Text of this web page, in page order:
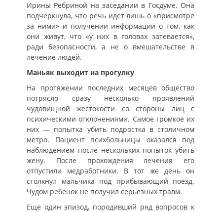
Ирины Ребриной на заседании в Госдуме. Она
подчеркнула, что речь идет лишь о «присмотре
за ними» и получении информации о том, как
они живут, что «у них в головах затевается»,
ради безопасности, а не о вмешательстве в
лечение людей.
Маньяк выходит на прогулку
На протяжении последних месяцев общество
потрясло сразу несколько проявлений
чудовищной жестокости со стороны лиц с
психическими отклонениями. Самое громкое их
них — попытка убить подростка в столичном
метро. Пациент психбольницы оказался под
наблюдением после нескольких попыток убить
жену. После прохождения лечения его
отпустили медработники. В тот же день он
столкнул мальчика под прибывающий поезд.
Чудом ребенок не получил серьезных травм.
Еще один эпизод, породивший ряд вопросов к